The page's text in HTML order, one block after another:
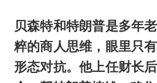
贝森特和特朗普是多年
粹的商人思维，眼里只
形态对抗。他上任财长